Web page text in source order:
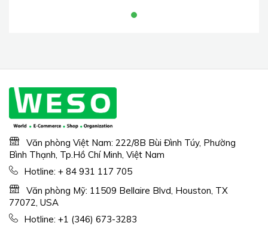
Văn phòng Việt Nam: 222/8B Bùi Đình Túy, Phường
Bình Thạnh, Tp.Hồ Chí Minh, Việt Nam
Hotline: + 84 931 117 705
Văn phòng Mỹ: 11509 Bellaire Blvd, Houston, TX
77072, USA
Hotline: +1 (346) 673-3283